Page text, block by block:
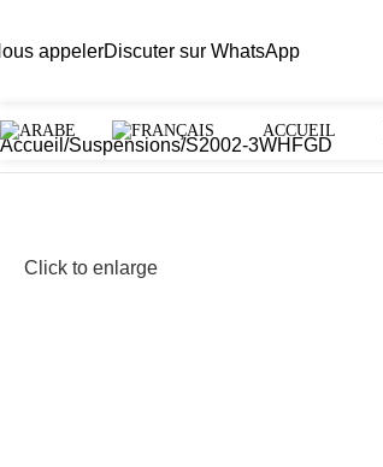
appelerDiscuter sur WhatsApp
ACCUEIL
Accueil Suspensions S2002-3WHFGD
Click to enlarge